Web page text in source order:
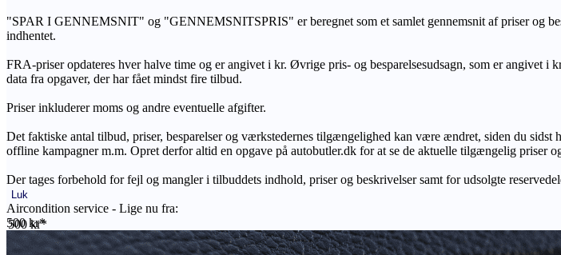
"SPAR I GENNEMSNIT" og "GENNEMSNITSPRIS" er beregnet som et samlet gennemsnit af priser og
indhentet.
FRA-priser opdateres hver halve time og er angivet i kr. Øvrige pris- og besparelsesudsagn, som er angivet i
data fra opgaver, der har fået mindst fire tilbud.
Priser inkluderer moms og andre eventuelle afgifter.
Det faktiske antal tilbud, priser, besparelser og værkstedernes tilgængelighed kan være ændret, siden du
offline kampagner m.m. Opret derfor altid en opgave på autobutler.dk for at se de aktuelle tilgængelig priser
Der tages forbehold for fejl og mangler i tilbuddets indhold, priser og beskrivelser samt for udsolgte
Luk
Aircondition service - Lige nu fra:
500 kr*